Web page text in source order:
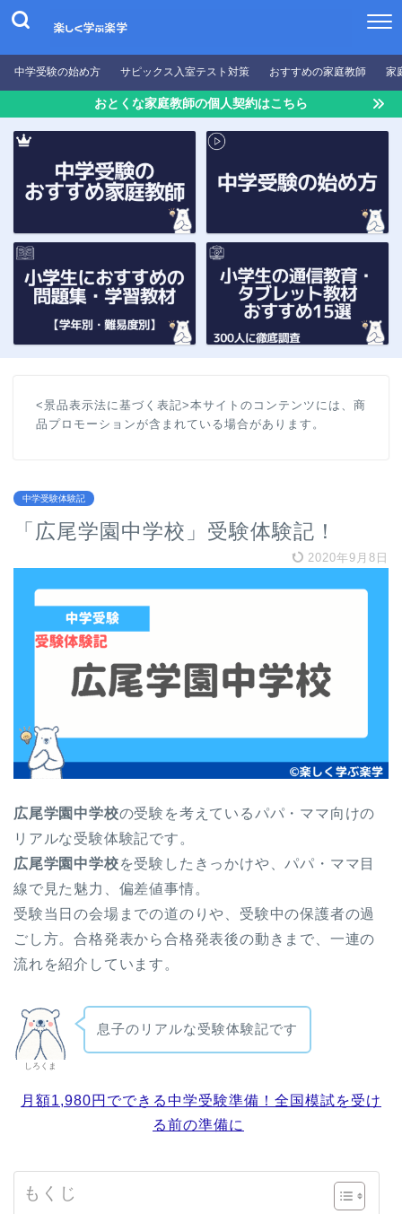
中学受験の始め方 サピックス入室テスト対策 おすすめの家庭教師 家
おとくな家庭教師の個人契約はこちら
<景品表示法に基づく表記>本サイトのコンテンツには、商
品プロモーションが含まれている場合があります。
中学受験体験記
「広尾学園中学校」受験体験記！
2020年9月8日
広尾学園中学校の受験を考えているパパ・ママ向けの
リアルな受験体験記です。
広尾学園中学校を受験したきっかけや、パパ・ママ目
線で見た魅力、偏差値事情。
受験当日の会場までの道のりや、受験中の保護者の過
ごし方。合格発表から合格発表後の動きまで、一連の
流れを紹介しています。
しろくま
息子のリアルな受験体験記です
月額1,980円でできる中学受験準備！全国模試を受け
る前の準備に
もくじ